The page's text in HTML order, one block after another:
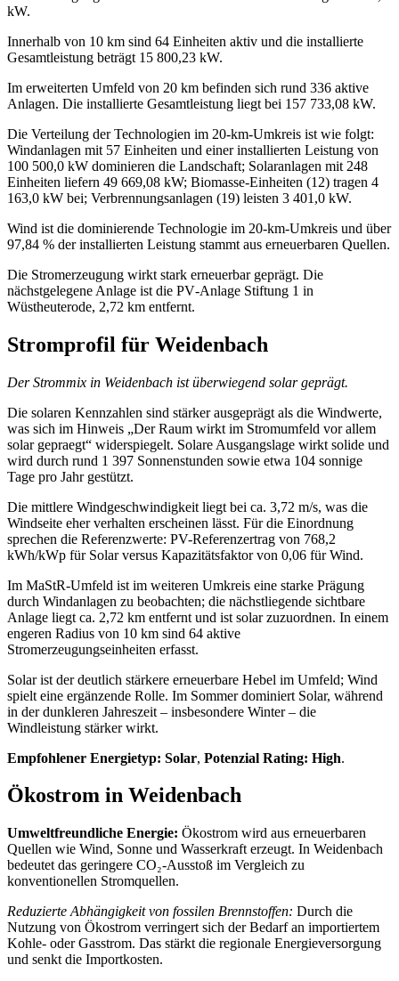
kW.
Innerhalb von 10 km sind 64 Einheiten aktiv und die installierte
Gesamtleistung beträgt 15 800,23 kW.
Im erweiterten Umfeld von 20 km befinden sich rund 336 aktive
Anlagen. Die installierte Gesamtleistung liegt bei 157 733,08 kW.
Die Verteilung der Technologien im 20‑km‑Umkreis ist wie folgt:
Windanlagen mit 57 Einheiten und einer installierten Leistung von
100 500,0 kW dominieren die Landschaft; Solaranlagen mit 248
Einheiten liefern 49 669,08 kW; Biomasse‑Einheiten (12) tragen 4
163,0 kW bei; Verbrennungsanlagen (19) leisten 3 401,0 kW.
Wind ist die dominierende Technologie im 20‑km‑Umkreis und über
97,84 % der installierten Leistung stammt aus erneuerbaren Quellen.
Die Stromerzeugung wirkt stark erneuerbar geprägt. Die
nächstgelegene Anlage ist die PV‑Anlage Stiftung 1 in
Wüstheuterode, 2,72 km entfernt.
Stromprofil für Weidenbach
Der Strommix in Weidenbach ist überwiegend solar geprägt.
Die solaren Kennzahlen sind stärker ausgeprägt als die Windwerte,
was sich im Hinweis „Der Raum wirkt im Stromumfeld vor allem
solar gepraegt“ widerspiegelt. Solare Ausgangslage wirkt solide und
wird durch rund 1 397 Sonnenstunden sowie etwa 104 sonnige
Tage pro Jahr gestützt.
Die mittlere Windgeschwindigkeit liegt bei ca. 3,72 m/s, was die
Windseite eher verhalten erscheinen lässt. Für die Einordnung
sprechen die Referenzwerte: PV-Referenzertrag von 768,2
kWh/kWp für Solar versus Kapazitätsfaktor von 0,06 für Wind.
Im MaStR‑Umfeld ist im weiteren Umkreis eine starke Prägung
durch Windanlagen zu beobachten; die nächstliegende sichtbare
Anlage liegt ca. 2,72 km entfernt und ist solar zuzuordnen. In einem
engeren Radius von 10 km sind 64 aktive
Stromerzeugungseinheiten erfasst.
Solar ist der deutlich stärkere erneuerbare Hebel im Umfeld; Wind
spielt eine ergänzende Rolle. Im Sommer dominiert Solar, während
in der dunkleren Jahreszeit – insbesondere Winter – die
Windleistung stärker wirkt.
Empfohlener Energietyp: Solar, Potenzial Rating: High.
Ökostrom in Weidenbach
Umweltfreundliche Energie: Ökostrom wird aus erneuerbaren
Quellen wie Wind, Sonne und Wasserkraft erzeugt. In Weidenbach
bedeutet das geringere CO₂-Ausstoß im Vergleich zu
konventionellen Stromquellen.
Reduzierte Abhängigkeit von fossilen Brennstoffen: Durch die
Nutzung von Ökostrom verringert sich der Bedarf an importiertem
Kohle- oder Gasstrom. Das stärkt die regionale Energieversorgung
und senkt die Importkosten.